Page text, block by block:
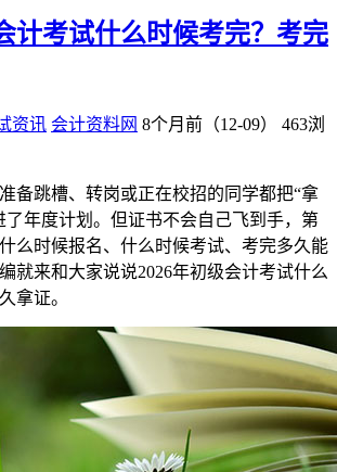
计考试什么时候考完？考完
资讯 会计资料网 8个月前（12-09）
463浏
备跳槽、转岗或正在校招的同学都把“拿
了年度计划。但证书不会自己飞到手，第
么时候报名、什么时候考试、考完多久能
就来和大家说说2026年初级会计考试什么
拿证。